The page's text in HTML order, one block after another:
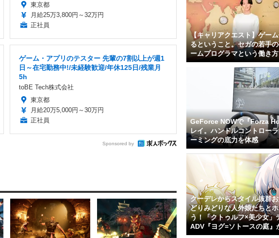
東京都
月給25万3,800円～32万円
正社員
ゲーム・アプリのテスター 先輩の7割以上が週1
日～在宅勤務中!/未経験歓迎/年休125日/残業月
5h
toBE Tech株式会社
東京都
月給20万5,000円～30万円
正社員
Sponsored by
【キャリアクエスト】ゲー
るということ。セガの若手
ームプログラマという働き方
GeForce NOWで『Forza
レイ。ハンドルコントロー
ーミングの底力を体感
クーデレからスタイル抜群
どりみどりな人外娘たちと
う！「クトゥルフ×美少女」
ADV『ヨグ=ソトースの庭』